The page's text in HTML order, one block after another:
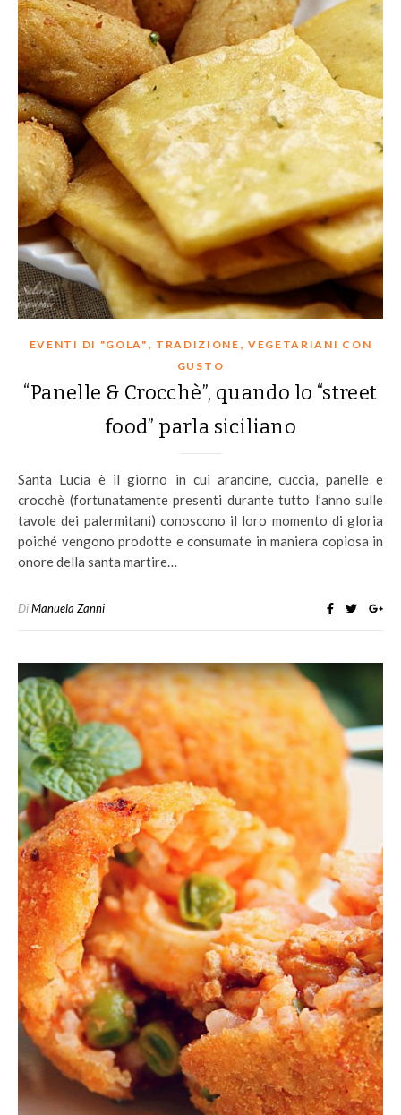
EVENTI DI "GOLA" , TRADIZIONE , VEGETARIANI CON
GUSTO
“Panelle & Crocchè”, quando lo “street
food” parla siciliano
Santa Lucia è il giorno in cui arancine, cuccìa, panelle e
crocchè (fortunatamente presenti durante tutto l’anno sulle
tavole dei palermitani) conoscono il loro momento di gloria
poiché vengono prodotte e consumate in maniera copiosa in
onore della santa martire…
DiManuela Zanni